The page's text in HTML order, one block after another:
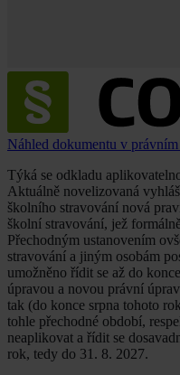
Náhled dokumentu v
Týká se odkladu
Aktuálně novelizovaná
školního stravování nová
školní stravování, jež
Přechodným ustanovením
stravování a jiným osobám
umožněno řídit se až do
úpravou a novou právní
tak (do konce srpna tohoto
tohle přechodné období,
neaplikovat a řídit se
rok, tedy do 31. 8. 2027.